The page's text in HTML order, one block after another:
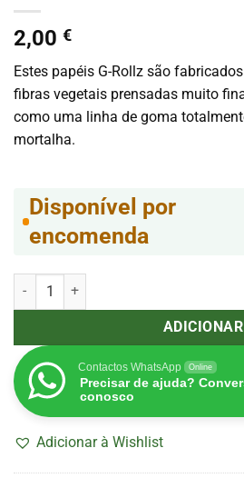
2,00 €
Estes papéis G-Rollz são
fibras vegetais prensadas muito
como uma linha de goma
mortalha.
Disponível por
encomenda
Quantidade de Mortalhas KS Slim
ADICIONAR
Contactos WhatsApp Online
Precisar de ajuda?
conosco
Adicionar à Wishlist